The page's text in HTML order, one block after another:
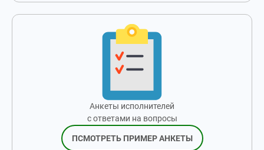
Анкеты исполнителей
с ответами на вопросы
ПСМОТРЕТЬ ПРИМЕР АНКЕТЫ